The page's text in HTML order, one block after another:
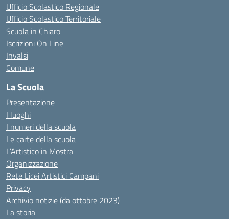
Ufficio Scolastico Regionale
Ufficio Scolastico Territoriale
Scuola in Chiaro
Iscrizioni On Line
Invalsi
Comune
La Scuola
Presentazione
I luoghi
I numeri della scuola
Le carte della scuola
L’Artistico in Mostra
Organizzazione
Rete Licei Artistici Campani
Privacy
Archivio notizie (da ottobre 2023)
La storia